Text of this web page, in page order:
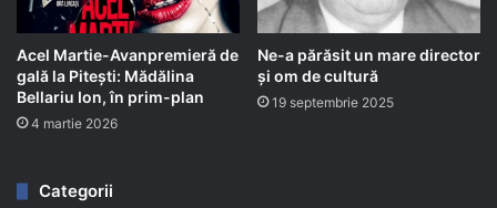
Acel Martie-Avanpremieră de
gală la Pitești: Mădălina
Bellariu Ion, în prim-plan
4 martie 2026
Ne-a părăsit un mare director
și om de cultură
19 septembrie 2025
Categorii